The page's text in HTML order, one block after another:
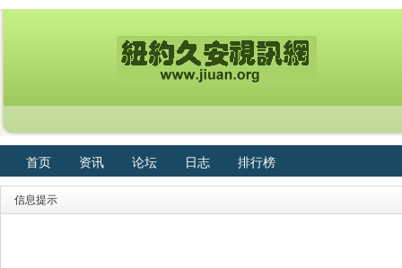
首页 资讯 论坛 日志 排行榜
信息提示